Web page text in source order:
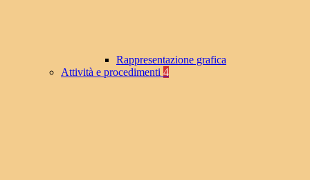
Rappresentazione grafica
Attività e procedimenti 4